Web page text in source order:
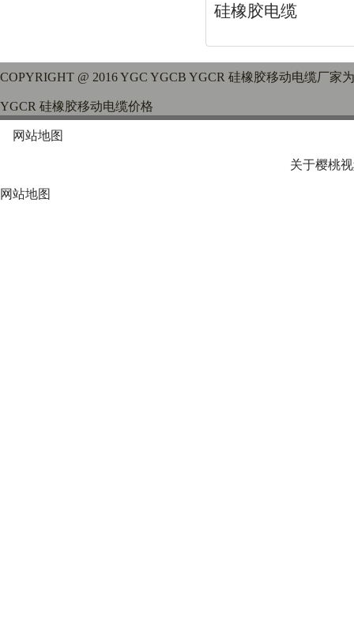
硅橡胶电缆
COPYRIGHT @ 2016 YGC YGCB YGCR 硅橡胶移动电缆厂家
YGCR 硅橡胶移动电缆价格
网站地图
关于樱桃
网站地图